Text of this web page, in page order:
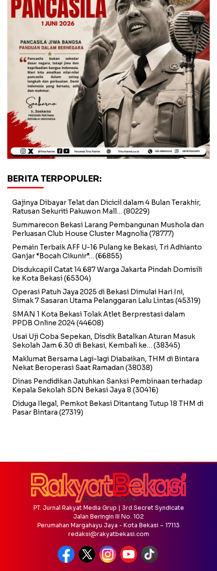
BERITA TERPOPULER:
Gajinya Dibayar Telat dan Dicicil dalam 4 Bulan Terakhir,
Ratusan Sekuriti Pakuwon Mall… (80229)
Summarecon Bekasi Larang Pembangunan Mushola dan
Perluasan Club House Cluster Magnolia (78777)
Pemain Terbaik AFF U-16 Pulang ke Bekasi, Tri Adhianto
Ganjar “Bocah Cikunir”… (66855)
Disdukcapil Catat 14.687 Warga Jakarta Pindah Domisili
ke Kota Bekasi(65304)
Operasi Patuh Jaya 2025 di Bekasi Dimulai Hari Ini,
Simak 7 Sasaran Utama Pelanggaran Lalu Lintas (45319)
SMAN 1 Kota Bekasi Tolak Atlet Berprestasi dalam
PPDB Online 2024(44608)
Usai Uji Coba Sepekan, Disdik Batalkan Aturan Masuk
Sekolah Jam 6.30 di Bekasi, Kembali ke… (38345)
Maklumat Bersama Lagi-lagi Diabaikan, THM di Bintara
Nekat Beroperasi Saat Ramadan (38038)
Dinas Pendidikan Jatuhkan Sanksi Pembinaan terhadap
Kepala Sekolah SDN Bekasi Jaya 8 (30416)
Diduga Ilegal, Pemkot Bekasi Ditantang Tutup 18 THM di
Pasar Bintara (27319)
PT. Jurnal Rakyat Media Grup | 3rd Secret Syndicate
Jalan Beringin III No. 102
Perumahan Margahayu Jaya - Kota Bekasi – 17113
redaksi@rakyatbekasi.com